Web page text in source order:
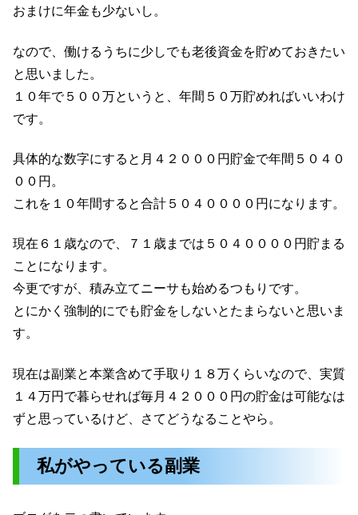
おまけに年金も少ないし。
なので、働けるうちに少しでも老後資金を貯めておきたい
と思いました。
１０年で５００万というと、年間５０万貯めればいいわけ
です。
具体的な数字にすると月４２０００円貯金で年間５０４０
００円。
これを１０年間すると合計５０４００００円になります。
現在６１歳なので、７１歳までは５０４００００円貯まる
ことになります。
今更ですが、積み立てニーサも始めるつもりです。
とにかく強制的にでも貯金をしないとたまらないと思いま
す。
現在は副業と本業含めて手取り１８万くらいなので、実質
１４万円で暮らせれば毎月４２０００円の貯金は可能なは
ずと思っているけど、さてどうなることやら。
私がやっている副業